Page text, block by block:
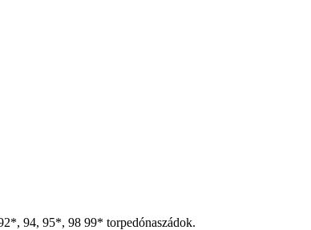
94, 95*, 98 99* torpedónaszádok.